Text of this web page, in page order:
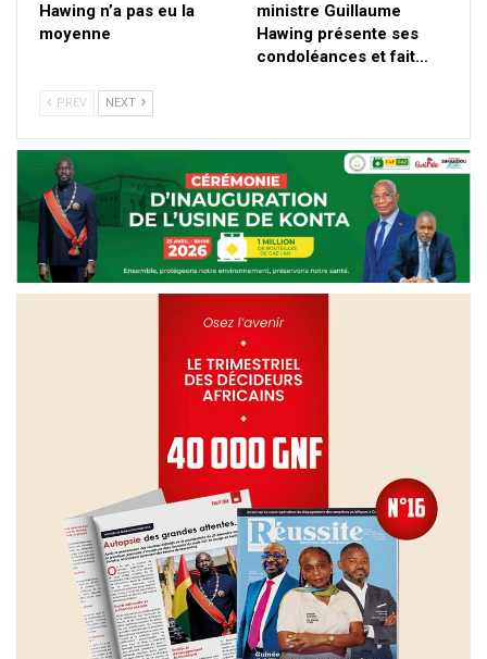
Hawing n’a pas eu la
moyenne
ministre Guillaume
Hawing présente ses
condoléances et fait…
PREV NEXT